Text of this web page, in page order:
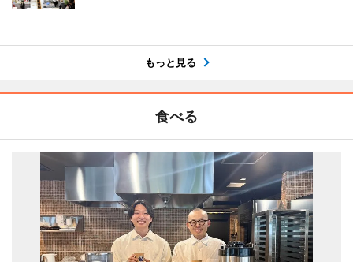
もっと見る
食べる